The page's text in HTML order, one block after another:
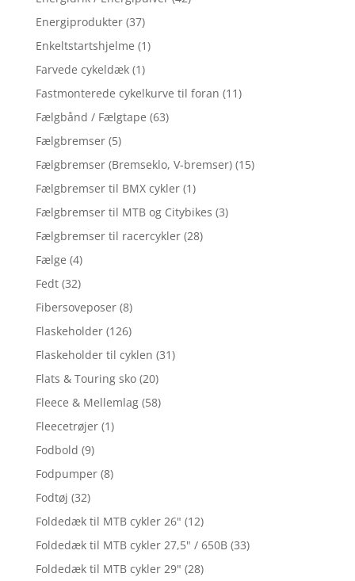
Energiprodukter (37)
Enkeltstartshjelme (1)
Farvede cykeldæk (1)
Fastmonterede cykelkurve til foran (11)
Fælgbånd / Fælgtape (63)
Fælgbremser (5)
Fælgbremser (Bremseklo, V-bremser) (15)
Fælgbremser til BMX cykler (1)
Fælgbremser til MTB og Citybikes (3)
Fælgbremser til racercykler (28)
Fælge (4)
Fedt (32)
Fibersoveposer (8)
Flaskeholder (126)
Flaskeholder til cyklen (31)
Flats & Touring sko (20)
Fleece & Mellemlag (58)
Fleecetrøjer (1)
Fodbold (9)
Fodpumper (8)
Fodtøj (32)
Foldedæk til MTB cykler 26" (12)
Foldedæk til MTB cykler 27,5" / 650B (33)
Foldedæk til MTB cykler 29" (28)